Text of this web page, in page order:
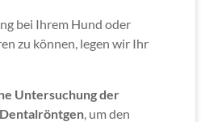
bei Ihrem Hund oder
zu können, legen wir Ihr
Untersuchung der
Dentalröntgen , um den